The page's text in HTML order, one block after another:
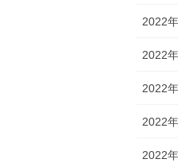
2022
2022
2022
2022
2022